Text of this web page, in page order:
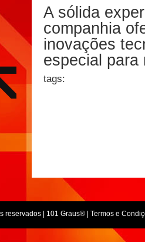
A sólida
companhia
inovações
especial para
tags:
reservados | 101 Graus® | Termos e